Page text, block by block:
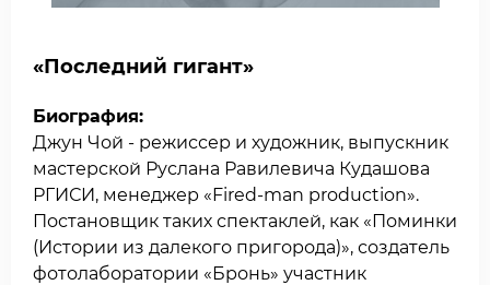
«Последний гигант»
Биография:
Джун Чой - режиссер и художник, выпускник
мастерской Руслана Равилевича Кудашова
РГИСИ, менеджер «Fired-man production».
Постановщик таких спектаклей, как «Поминки
(Истории из далекого пригорода)», создатель
фотолаборатории «Бронь» участник